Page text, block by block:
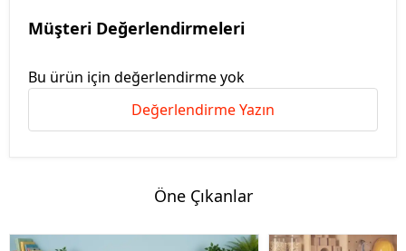
Müşteri Değerlendirmeleri
Bu ürün için değerlendirme yok
Değerlendirme Yazın
Öne Çıkanlar